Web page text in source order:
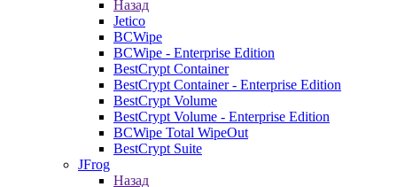
Назад
Jetico
BCWipe
BCWipe - Enterprise Edition
BestCrypt Container
BestCrypt Container - Enterprise Edition
BestCrypt Volume
BestCrypt Volume - Enterprise Edition
BCWipe Total WipeOut
BestCrypt Suite
JFrog
Назад